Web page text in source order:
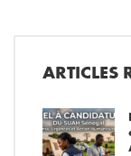
ARTICLES